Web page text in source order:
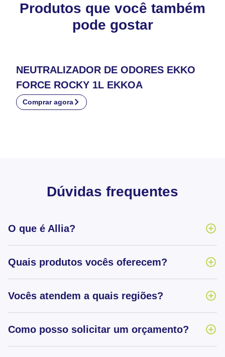
Produtos que você também
pode gostar
NEUTRALIZADOR DE ODORES EKKO
FORCE ROCKY 1L EKKOA
Comprar agora
Dúvidas frequentes
O que é Allia?
Quais produtos vocês oferecem?
Vocês atendem a quais regiões?
Como posso solicitar um orçamento?